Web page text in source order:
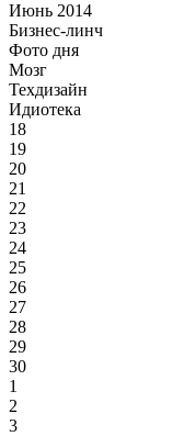
Июнь 2014
Бизнес-линч
Фото дня
Мозг
Техдизайн
Идиотека
18
19
20
21
22
23
24
25
26
27
28
29
30
1
2
3